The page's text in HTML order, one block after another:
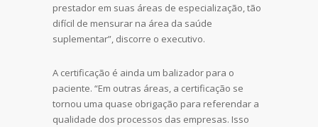
prestador em suas áreas de especialização, tão
difícil de mensurar na área da saúde
suplementar”, discorre o executivo.
A certificação é ainda um balizador para o
paciente. “Em outras áreas, a certificação se
tornou uma quase obrigação para referendar a
qualidade dos processos das empresas. Isso